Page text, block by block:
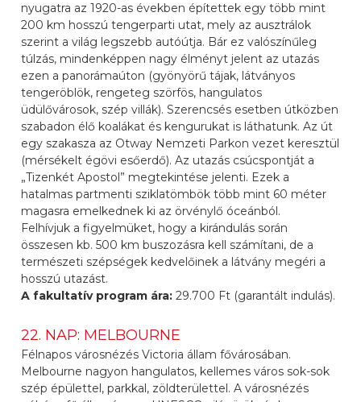
nyugatra az 1920-as években építettek egy több mint
200 km hosszú tengerparti utat, mely az ausztrálok
szerint a világ legszebb autóútja. Bár ez valószínűleg
túlzás, mindenképpen nagy élményt jelent az utazás
ezen a panorámaúton (gyönyörű tájak, látványos
tengeröblök, rengeteg szörfös, hangulatos
üdülővárosok, szép villák). Szerencsés esetben útközben
szabadon élő koalákat és kengurukat is láthatunk. Az út
egy szakasza az Otway Nemzeti Parkon vezet keresztül
(mérsékelt égövi esőerdő). Az utazás csúcspontját a
„Tizenkét Apostol” megtekintése jelenti. Ezek a
hatalmas partmenti sziklatömbök több mint 60 méter
magasra emelkednek ki az örvénylő óceánból.
Felhívjuk a figyelmüket, hogy a kirándulás során
összesen kb. 500 km buszozásra kell számítani, de a
természeti szépségek kedvelőinek a látvány megéri a
hosszú utazást.
A fakultatív program ára:29.700 Ft (garantált indulás).
22. NAP: MELBOURNE
Félnapos városnézés Victoria állam fővárosában.
Melbourne nagyon hangulatos, kellemes város sok-sok
szép épülettel, parkkal, zöldterülettel. A városnézés